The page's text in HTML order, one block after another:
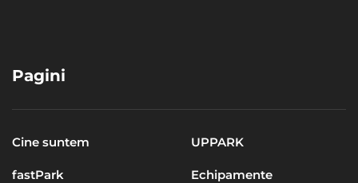
Pagini
Cine suntem UPPARK
fastPark Echipamente